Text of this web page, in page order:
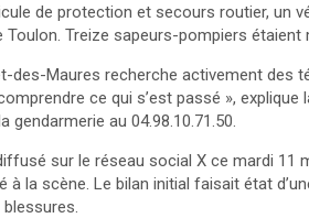
de protection et secours routier, un
Toulon. Treize sapeurs-pompiers étaient
des-Maures recherche activement des
ce qui s’est passé »,
gendarmerie au 04.98.10.71.50.
sur le réseau social X ce mardi 11
la scène. Le bilan initial faisait état